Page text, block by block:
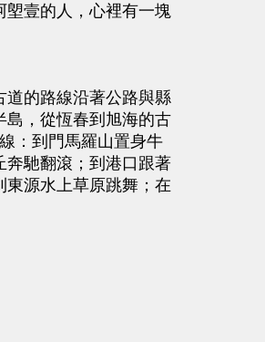
壹的人，心裡有一塊
的路線沿著公路與縣
島，從恆春到旭海的古
：到門馬羅山置身牛
奔馳翻滾；到港口跟著
東源水上草原跳舞；在